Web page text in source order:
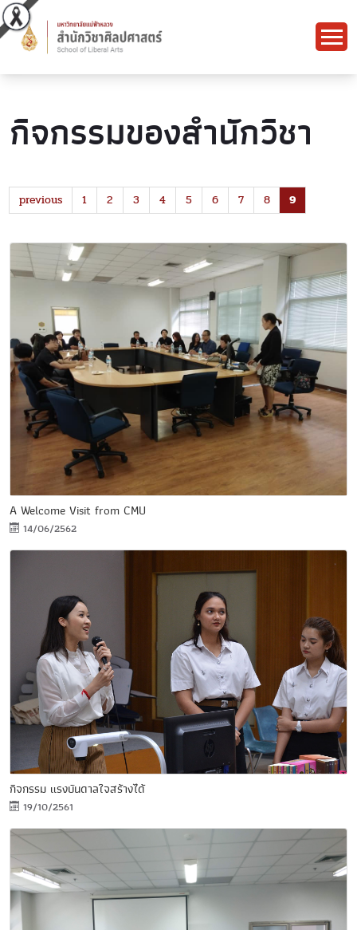
กิจกรรมของสำนักวิชา
previous 1 2 3 4 5 6 7 8 9
A Welcome Visit from CMU
14/06/2562
กิจกรรม แรงบันดาลใจสร้างได้
19/10/2561